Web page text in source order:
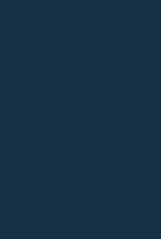
一步與細胞生
模式之功能驗
接分子設計與